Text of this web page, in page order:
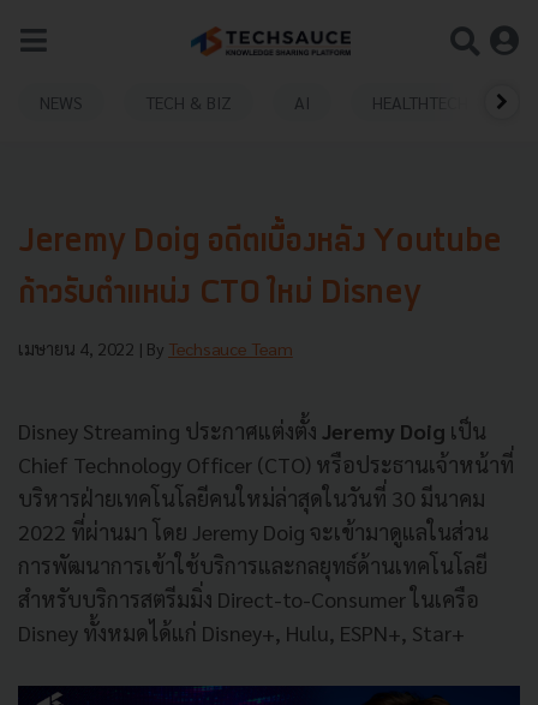
NEWS TECH & BIZ AI HEALTHTECH
Jeremy Doig อดีตเบื้องหลัง Youtube
ก้าวรับตำแหน่ง CTO ใหม่ Disney
เมษายน 4, 2022 | By Techsauce Team
Disney Streaming ประกาศแต่งตั้ง Jeremy Doig เป็น
Chief Technology Officer (CTO) หรือประธานเจ้าหน้าที่
บริหารฝ่ายเทคโนโลยีคนใหม่ล่าสุดในวันที่ 30 มีนาคม
2022 ที่ผ่านมา โดย Jeremy Doig จะเข้ามาดูแลในส่วน
การพัฒนาการเข้าใช้บริการและกลยุทธ์ด้านเทคโนโลยี
สำหรับบริการสตรีมมิ่ง Direct-to-Consumer ในเครือ
Disney ทั้งหมดได้แก่ Disney+, Hulu, ESPN+, Star+